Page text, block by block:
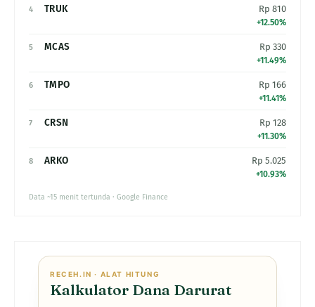
4 TRUK Rp 810
+12.50%
5 MCAS Rp 330
+11.49%
6 TMPO Rp 166
+11.41%
7 CRSN Rp 128
+11.30%
8 ARKO Rp 5.025
+10.93%
Data ~15 menit tertunda · Google Finance
RECEH.IN · ALAT HITUNG
Kalkulator Dana Darurat